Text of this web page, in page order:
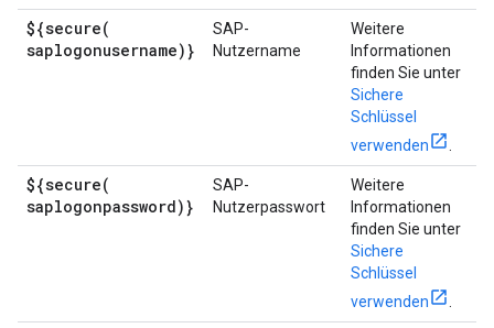
${secure(
saplogonusername)}
SAP-
Nutzername
Weitere
Informationen
finden Sie unter
Sichere
Schlüssel
verwenden
${secure(
saplogonpassword)}
SAP-
Nutzerpasswort
Weitere
Informationen
finden Sie unter
Sichere
Schlüssel
verwenden